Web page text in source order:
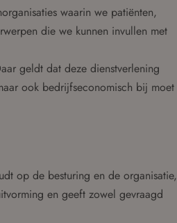
waarin we patiënten,
die we kunnen invullen met
geldt dat deze dienstverlening
ook bedrijfseconomisch bij moet
op de besturing en de organisatie,
en geeft zowel gevraagd